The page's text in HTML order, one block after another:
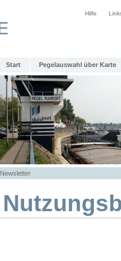
Hilfe
Start Pegelauswahl über Karte
Newsletter